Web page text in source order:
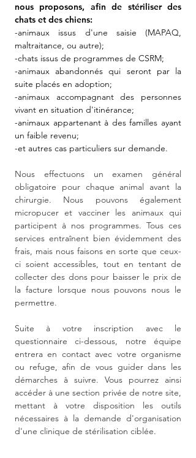
nous proposons, afin de stériliser des
chats et des chiens:
-animaux issus d'une saisie (MAPAQ,
maltraitance, ou autre);
-chats issus de programmes de CSRM;
-animaux abandonnés qui seront par la
suite placés en adoption;
-animaux accompagnant des personnes
vivant en situation d'itinérance;
-animaux appartenant à des familles ayant
un faible revenu;
-et autres cas particuliers sur demande.
Nous effectuons un examen général
obligatoire pour chaque animal avant la
chirurgie. Nous pouvons également
micropucer et vacciner les animaux qui
participent à nos programmes. Tous ces
services entraînent bien évidemment des
frais, mais nous faisons en sorte que ceux-
ci soient accessibles, tout en tentant de
collecter des dons pour baisser le prix de
la facture lorsque nous pouvons nous le
permettre.
Suite à votre inscription avec le
questionnaire ci-dessous, notre équipe
entrera en contact avec votre organisme
ou refuge, afin de vous guider dans les
démarches à suivre. Vous pourrez ainsi
accéder à une section privée de notre site,
mettant à votre disposition les outils
nécessaires à la demande d'organisation
d'une clinique de stérilisation ciblée.